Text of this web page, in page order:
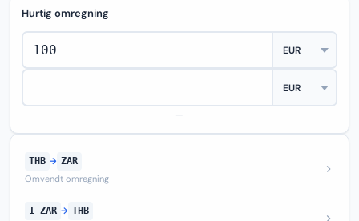
Hurtig omregning
—
THB → ZAR
Omvendt omregning
1 ZAR → THB